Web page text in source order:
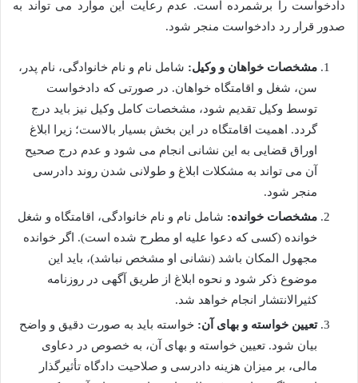
دادخواست را برشمرده است. عدم رعایت این موارد می تواند به
صدور قرار رد دادخواست منجر شود.
مشخصات خواهان و وکیل: شامل نام و نام خانوادگی، نام پدر،
سن، شغل و اقامتگاه خواهان. در صورتی که دادخواست
توسط وکیل تقدیم شود، مشخصات کامل وکیل نیز باید درج
گردد. اهمیت اقامتگاه در این بخش بسیار بالاست؛ زیرا ابلاغ
اوراق قضایی به این نشانی انجام می شود و عدم درج صحیح
آن می تواند به مشکلات ابلاغ و طولانی شدن روند دادرسی
منجر شود.
مشخصات خوانده: شامل نام و نام خانوادگی، اقامتگاه و شغل
خوانده (کسی که دعوا علیه او مطرح شده است). اگر خوانده
مجهول المکان باشد (نشانی او مشخص نباشد)، باید این
موضوع ذکر شود و نحوه ابلاغ از طریق آگهی در روزنامه
کثیرالانتشار انجام خواهد شد.
تعیین خواسته و بهای آن: خواسته باید به صورت دقیق و واضح
بیان شود. تعیین خواسته و بهای آن، به خصوص در دعاوی
مالی، بر میزان هزینه دادرسی و صلاحیت دادگاه تأثیرگذار